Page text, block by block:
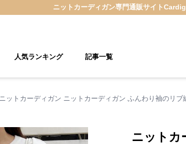
ニットカーディガン専門通販サイト
人気ランキング 記事一覧
ニットカーディガン ニットカーディガン ふんわり袖のリブ
ニットカ